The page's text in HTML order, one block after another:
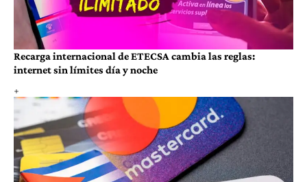
Recarga internacional de ETECSA cambia las reglas:
internet sin límites día y noche